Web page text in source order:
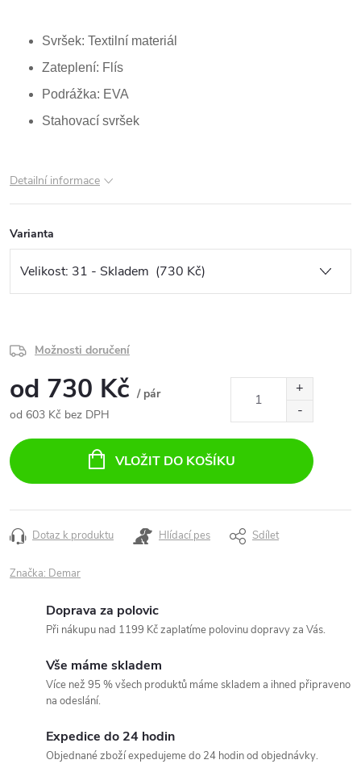
Svršek: Textilní materiál
Zateplení: Flís
Podrážka: EVA
Stahovací svršek
Detailní informace
Varianta
Možnosti doručení
od 730 Kč / pár
od 603 Kč bez DPH
cena:
VLOŽIT DO KOŠÍKU
Dotaz k produktu Hlídací pes Sdílet
Značka: Demar
Doprava za polovic
Při nákupu nad 1199 Kč zaplatíme polovinu dopravy za Vás.
Vše máme skladem
Více než 95 % všech produktů máme skladem a ihned připraveno
na odeslání.
Expedice do 24 hodin
Objednané zboží expedujeme do 24 hodin od objednávky.